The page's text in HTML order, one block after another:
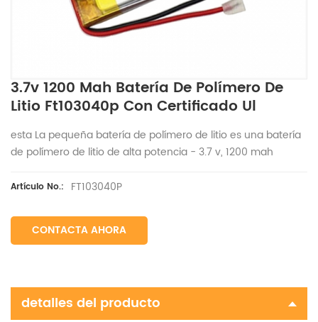
3.7v 1200 Mah Batería De Polímero De
Litio Ft103040p Con Certificado Ul
esta La pequeña batería de polímero de litio es una batería
de polímero de litio de alta potencia - 3.7 v, 1200 mah
Artículo No.: FT103040P
CONTACTA AHORA
detalles del producto